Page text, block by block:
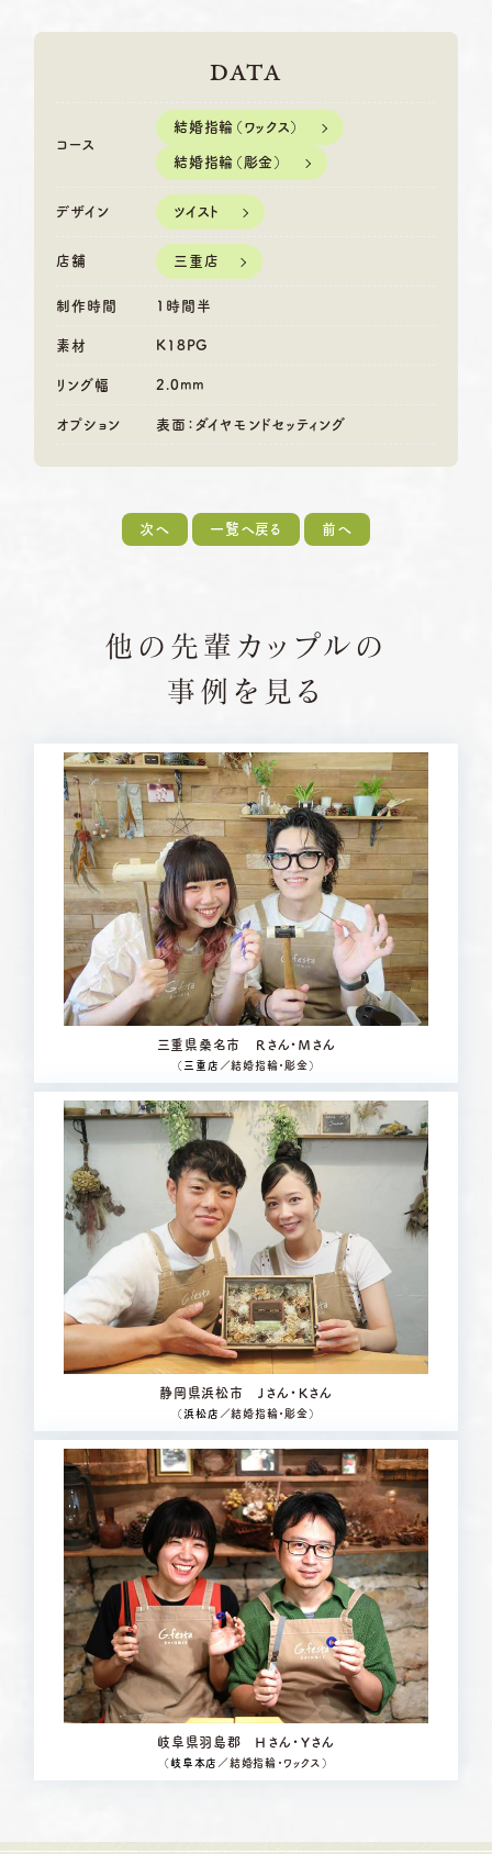
DATA
コース
結婚指輪（ワックス）
結婚指輪（彫金）
デザイン ツイスト
店舗 三重店
制作時間 1時間半
素材 K18PG
リング幅 2.0mm
オプション 表面：ダイヤモンドセッティング
次へ 一覧へ戻る 前へ
他の先輩カップルの
事例を見る
三重県桑名市 Ｒさん・Ｍさん
（ 三重店 ／結婚指輪・彫金）
静岡県浜松市 Ｊさん・Ｋさん
（浜松店 ／結婚指輪・彫金）
岐阜県羽島郡 Ｈさん・Ｙさん
（岐阜本店 ／結婚指輪・ワックス）